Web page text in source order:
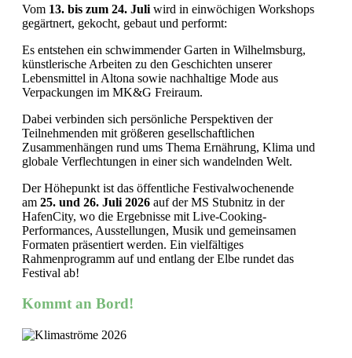
Vom 13. bis zum 24. Juliwird in einwöchigen Workshops
gegärtnert, gekocht, gebaut und performt:
Es entstehen ein schwimmender Garten in Wilhelmsburg,
künstlerische Arbeiten zu den Geschichten unserer
Lebensmittel in Altona sowie nachhaltige Mode aus
Verpackungen im MK&G Freiraum.
Dabei verbinden sich persönliche Perspektiven der
Teilnehmenden mit größeren gesellschaftlichen
Zusammenhängen rund ums Thema Ernährung, Klima und
globale Verflechtungen in einer sich wandelnden Welt.
Der Höhepunkt ist das öffentliche Festivalwochenende
am 25. und 26. Juli 2026 auf der MS Stubnitz in der
HafenCity, wo die Ergebnisse mit Live-Cooking-
Performances, Ausstellungen, Musik und gemeinsamen
Formaten präsentiert werden. Ein vielfältiges
Rahmenprogramm auf und entlang der Elbe rundet das
Festival ab!
Kommt an Bord!